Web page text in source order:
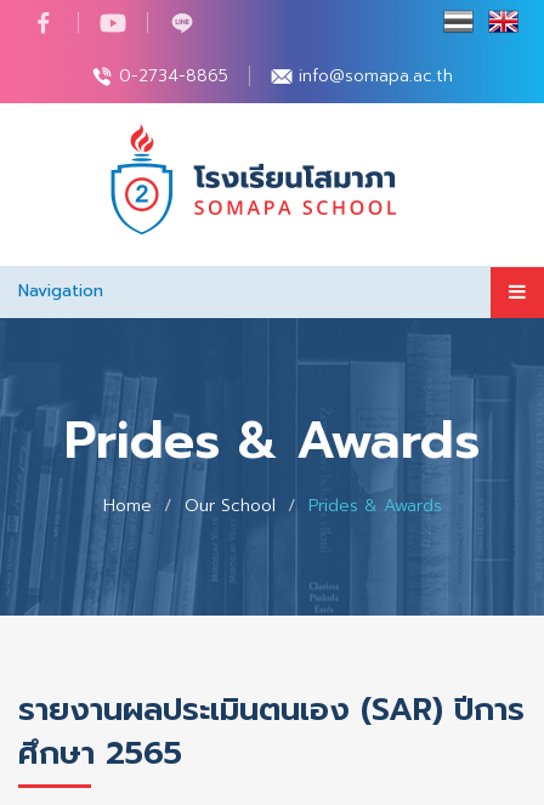
0-2734-8865 info@somapa.ac.th
Navigation
Prides & Awards
Home Our School Prides & Awards
รายงานผลประเมินตนเอง (SAR) ปีการ
ศึกษา 2565